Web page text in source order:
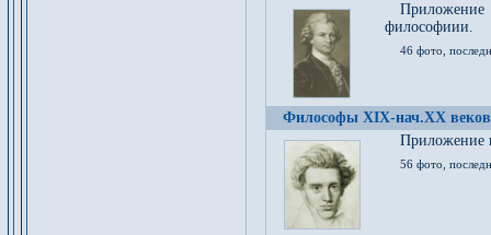
философиии.
46 фото,
Философы XIX-нач.XX веков
Приложение
56 фото,